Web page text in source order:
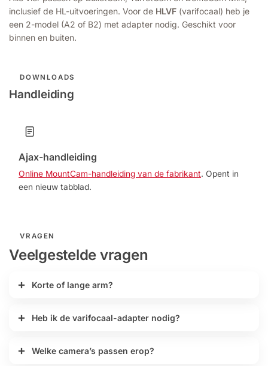
inclusief de HL-uitvoeringen. Voor de HLVF (varifocaal) heb je
een 2-model (A2 of B2) met adapter nodig. Geschikt voor
binnen en buiten.
DOWNLOADS
Handleiding
Ajax-handleiding
Online MountCam-handleiding van de fabrikant. Opent in
een nieuw tabblad.
VRAGEN
Veelgestelde vragen
Korte of lange arm?
Heb ik de varifocaal-adapter nodig?
Welke camera’s passen erop?